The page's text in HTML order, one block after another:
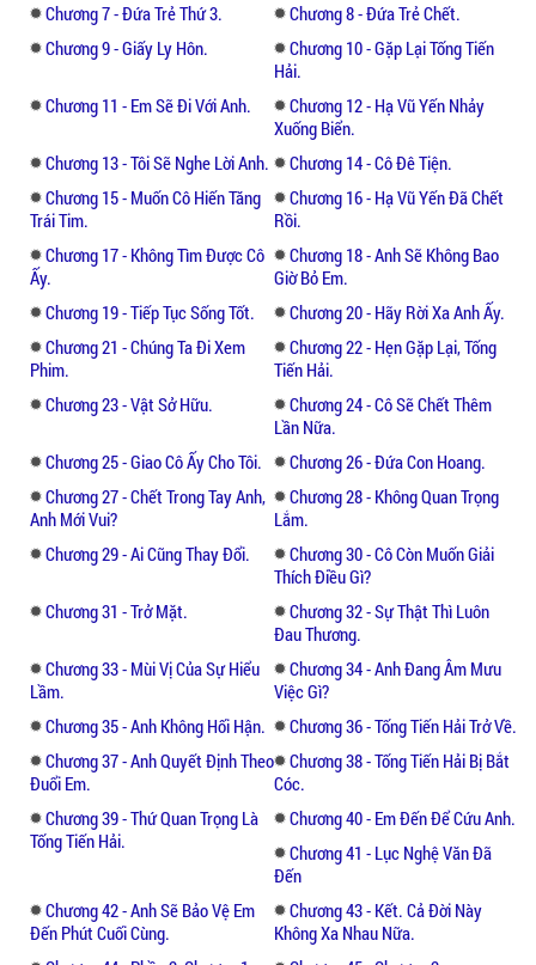
Cô phải bảo vệ nó, dù cho cô sẽ phải trả
bằng mọi giá....
Cô sẽ bảo vệ bằng cách nào? Mời tiếp tục đọc
truyện ngôn tình mới của tác giả Thắm Lê.
Chương 7 - Đứa Trẻ Thứ 3.
Chương 8 - Đứa Trẻ Chết.
Chương 9 - Giấy Ly Hôn.
Chương 10 - Gặp Lại Tống Tiến
Hải.
Chương 11 - Em Sẽ Đi Với Anh.
Chương 12 - Hạ Vũ Yến Nhảy
Xuống Biển.
Chương 13 - Tôi Sẽ Nghe Lời Anh.
Chương 14 - Cô Đê Tiện.
Chương 15 - Muốn Cô Hiến Tăng
Trái Tim.
Chương 16 - Hạ Vũ Yến Đã Chết
Rồi.
Chương 17 - Không Tìm Được Cô
Ấy.
Chương 18 - Anh Sẽ Không Bao
Giờ Bỏ Em.
Chương 19 - Tiếp Tục Sống Tốt.
Chương 20 - Hãy Rời Xa Anh Ấy.
Chương 21 - Chúng Ta Đi Xem
Phim.
Chương 22 - Hẹn Gặp Lại, Tống
Tiến Hải.
Chương 23 - Vật Sở Hữu.
Chương 24 - Cô Sẽ Chết Thêm
Lần Nữa.
Chương 25 - Giao Cô Ấy Cho Tôi.
Chương 26 - Đứa Con Hoang.
Chương 27 - Chết Trong Tay Anh,
Anh Mới Vui?
Chương 28 - Không Quan Trọng
Lắm.
Chương 29 - Ai Cũng Thay Đổi.
Chương 30 - Cô Còn Muốn Giải
Thích Điều Gì?
Chương 31 - Trở Mặt.
Chương 32 - Sự Thật Thì Luôn
Đau Thương.
Chương 33 - Mùi Vị Của Sự Hiểu
Lầm.
Chương 34 - Anh Đang Âm Mưu
Việc Gì?
Chương 35 - Anh Không Hối Hận.
Chương 36 - Tống Tiến Hải Trở Về.
Chương 37 - Anh Quyết Định Theo
Đuổi Em.
Chương 38 - Tống Tiến Hải Bị Bắt
Cóc.
Chương 39 - Thứ Quan Trọng Là
Tống Tiến Hải.
Chương 40 - Em Đến Để Cứu Anh.
Chương 41 - Lục Nghệ Văn Đã
Đến
Chương 42 - Anh Sẽ Bảo Vệ Em
Đến Phút Cuối Cùng.
Chương 43 - Kết. Cả Đời Này
Không Xa Nhau Nữa.